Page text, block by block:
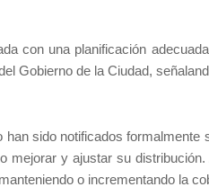
con una planificación
Gobierno de la Ciudad,
sido notificados formalmente
mejorar y ajustar su distribución.
o incrementando la